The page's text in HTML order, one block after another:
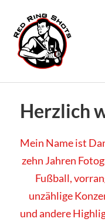
Herzlich
Mein Name ist
zehn Jahren
Fußball,
unzählige
und andere